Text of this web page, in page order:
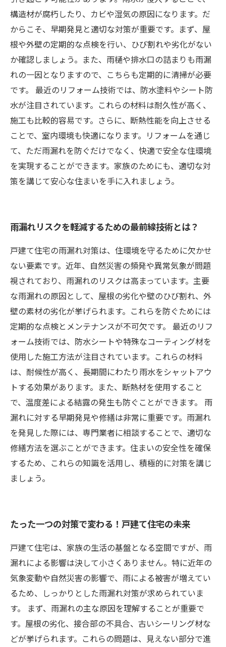
構造材が腐朽したり、カビや湿気の原因になります。だ
からこそ、早期発見と適切な対策が重要です。まず、屋
根や外壁の定期的な点検を行い、ひび割れや劣化がない
か確認しましょう。また、雨樋や排水口の詰まりも雨漏
れの一因となりますので、こちらも定期的に清掃が必要
です。 最近のリフォーム技術では、防水塗料やシート防
水が注目されています。これらの材料は耐久性が高く、
施工も比較的容易です。さらに、断熱性能を向上させる
ことで、室内環境も快適になります。リフォームを通じ
て、ただ雨漏れを防ぐだけでなく、快適で安全な住環境
を実現することができます。家族のためにも、適切な対
策を講じて安心な住まいを手に入れましょう。
雨漏れリスクを軽減するための最前線技術とは？
戸建て住宅の雨漏れ対策は、住環境を守るために欠かせ
ない要素です。近年、自然災害の頻発や異常気象が問題
視されており、雨漏れのリスクは高まっています。主要
な雨漏れの原因として、屋根の劣化や壁のひび割れ、外
壁の素材の劣化が挙げられます。これらを防ぐためには
定期的な点検とメンテナンスが不可欠です。 最近のリフ
ォーム技術では、防水シートや特殊なコーティング材を
使用した施工方法が注目されています。これらの材料
は、耐候性が高く、長期間にわたり雨水をシャットアウ
トする効果があります。また、断熱材を使用すること
で、温度差による結露の発生も防ぐことができます。 雨
漏れに対する早期発見や修繕は非常に重要です。雨漏れ
を発見した際には、専門業者に相談することで、適切な
修繕方法を選ぶことができます。住まいの安全性を確保
するため、これらの知識を活用し、積極的に対策を講じ
ましょう。
たった一つの対策で変わる！戸建て住宅の未来
戸建て住宅は、家族の生活の基盤となる空間ですが、雨
漏れによる影響は決して小さくありません。特に近年の
気象変動や自然災害の影響で、雨による被害が増えてい
るため、しっかりとした雨漏れ対策が求められていま
す。 まず、雨漏れの主な原因を理解することが重要で
す。屋根の劣化、接合部の不具合、古いシーリング材な
どが挙げられます。これらの問題は、見えない部分で進